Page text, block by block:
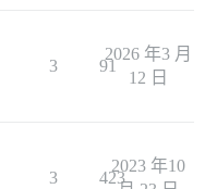
3 91
2026 年3 月
12 日
3 423
2023 年10